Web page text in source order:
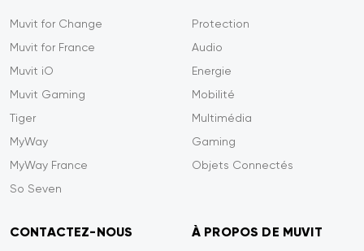
Muvit for Change
Muvit for France
Muvit iO
Muvit Gaming
Tiger
MyWay
MyWay France
So Seven
Protection
Audio
Energie
Mobilité
Multimédia
Gaming
Objets Connectés
CONTACTEZ-NOUS À PROPOS DE MUVIT